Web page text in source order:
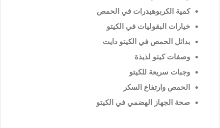
كمية الكربوهيدرات في الحمص
خيارات البقوليات في الكيتو
بدائل الحمص في الكيتو دايت
وصفات كيتو لذيذة
وجبات سريعة للكيتو
الحمص وارتفاع السكر
صحة الجهاز الهضمي في الكيتو